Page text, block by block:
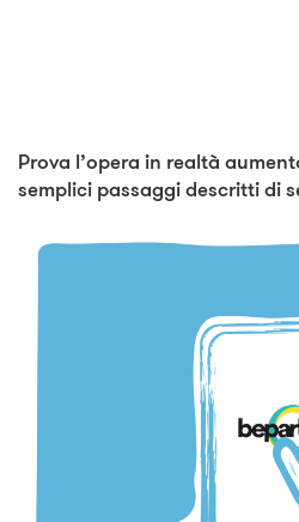
Prova l’opera in realtà
semplici passaggi descritti di